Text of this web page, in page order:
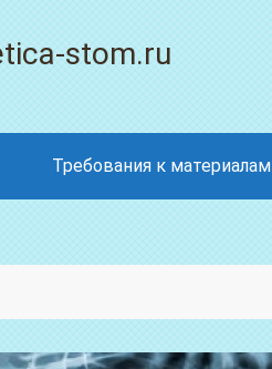
stom.ru
Требования к материалам